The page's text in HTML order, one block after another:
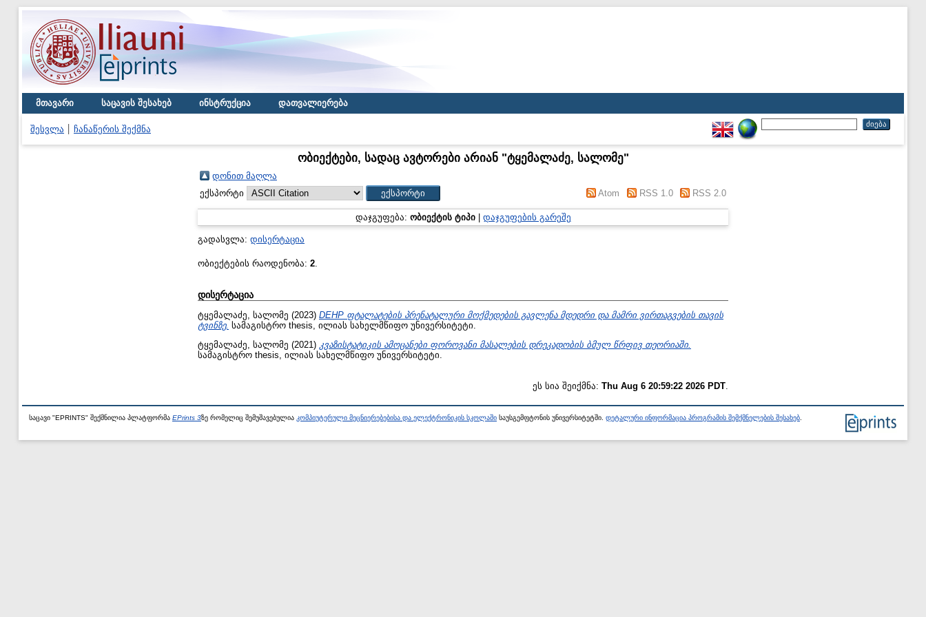
მთავარი საცავის შესახებ ინსტრუქცია დათვალიერება
შესვლა ჩანაწერის შექმნა
ობიექტები, სადაც ავტორები არიან "ტყემალაძე, სალომე"
დონით მაღლა
ექსპორტი
Atom RSS 1.0 RSS 2.0
დაჯგუფება: ობიექტის ტიპი| დაჯგუფების გარეშე
გადასვლა: დისერტაცია
ობიექტების რაოდენობა: 2.
დისერტაცია
ტყემალაძე, სალომე (2023) DEHP ფტალატების პრენატალური მოქმედების გავლენა მდედრი და მამრი ვირთაგვების თავის
ტვინზე. სამაგისტრო thesis, ილიას სახელმწიფო უნივერსიტეტი.
ტყემალაძე, სალომე (2021) კვაზისტატიკის ამოცანები ფოროვანი მასალების დრეკადობის ბმულ წრფივ თეორიაში.
სამაგისტრო thesis, ილიას სახელმწიფო უნივერსიტეტი.
ეს სია შეიქმნა: Thu Aug 6 20:59:22 2026 PDT
საცავი "EPRINTS" შექმნილია პლატფორმა EPrints 3ზე რომელიც შემუშავებულია კომპიუტერული მეცნიერებებისა და ელექტრონიკის სკოლაში საუსგემფტონის უნივერსიტეტში. დეტალური ინფორმაცია პროგრამის შემქმნელების შესახებ